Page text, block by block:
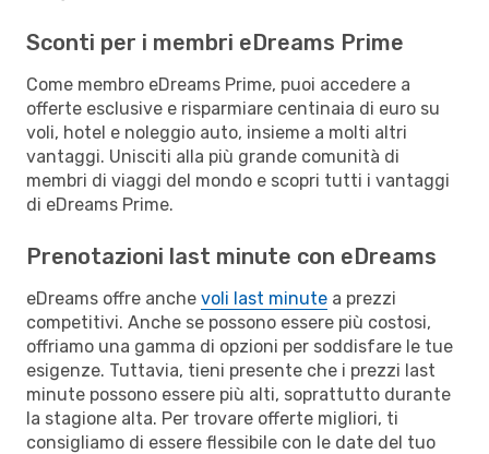
Sconti per i membri eDreams Prime
Come membro eDreams Prime, puoi accedere a
offerte esclusive e risparmiare centinaia di euro su
voli, hotel e noleggio auto, insieme a molti altri
vantaggi. Unisciti alla più grande comunità di
membri di viaggi del mondo e scopri tutti i vantaggi
di eDreams Prime.
Prenotazioni last minute con eDreams
eDreams offre anche voli last minute a prezzi
competitivi. Anche se possono essere più costosi,
offriamo una gamma di opzioni per soddisfare le tue
esigenze. Tuttavia, tieni presente che i prezzi last
minute possono essere più alti, soprattutto durante
la stagione alta. Per trovare offerte migliori, ti
consigliamo di essere flessibile con le date del tuo